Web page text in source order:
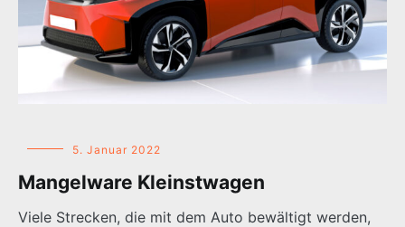
5. Januar 2022
Mangelware Kleinstwagen
Viele Strecken, die mit dem Auto bewältigt werden,